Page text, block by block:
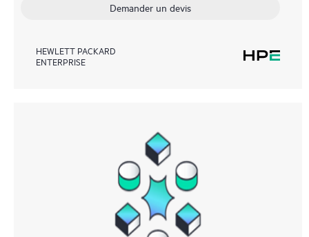
Demander un devis
HEWLETT PACKARD
ENTERPRISE